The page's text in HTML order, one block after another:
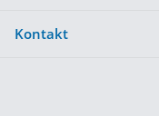
Kontakt